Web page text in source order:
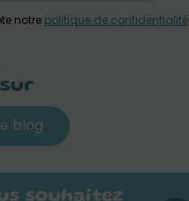
notre politique de confidentialité
blog